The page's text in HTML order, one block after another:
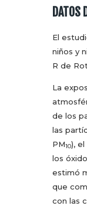
El
niños y
R de
La
de los
las
PM10),
los
estimó
que
con las